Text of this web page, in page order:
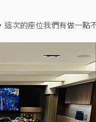
次的座位我們有做一點